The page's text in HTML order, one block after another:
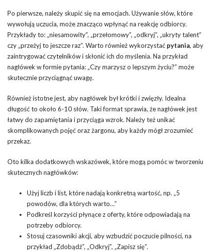
Po pierwsze, należy skupić się na emocjach. Używanie słów, które
wywołują uczucia, może znacząco wpłynąć na reakcję odbiorcy.
Przykłady to: „niesamowity”, „przełomowy”, „odkryj”, „ukryty talent”
czy „przeżyj to jeszcze raz”. Warto również wykorzystać pytania, aby
zaintrygować czytelników i skłonić ich do myślenia. Na przykład
nagłówek w formie pytania: „Czy marzysz o lepszym życiu?” może
skutecznie przyciągnąć uwagę.
Również istotne jest, aby nagłówek był krótki i zwięzły. Idealna
długość to około 6-10 słów. Taki format sprawia, że nagłówek jest
łatwy do zapamiętania i przyciąga wzrok. Należy też unikać
skomplikowanych pojęć oraz żargonu, aby każdy mógł zrozumieć
przekaz.
Oto kilka dodatkowych wskazówek, które mogą pomóc w tworzeniu
skutecznych nagłówków:
Użyj liczb i list, które nadają konkretną wartość, np. „5
powodów, dla których warto…”
Podkreśl korzyści płynące z oferty, które odpowiadają na
potrzeby odbiorcy.
Stosuj czasowniki akcji, aby wzbudzić poczucie pilności, na
przykład „Zdobądź”, „Odkryj”, „Zapisz się”.